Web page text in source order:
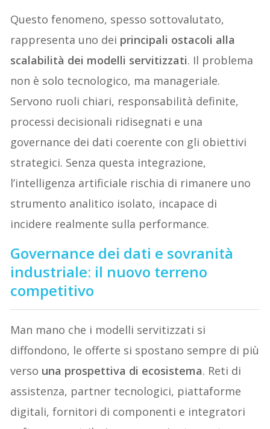
Questo fenomeno, spesso sottovalutato,
rappresenta uno dei principali ostacoli alla
scalabilità dei modelli servitizzati. Il problema
non è solo tecnologico, ma manageriale.
Servono ruoli chiari, responsabilità definite,
processi decisionali ridisegnati e una
governance dei dati coerente con gli obiettivi
strategici. Senza questa integrazione,
l’intelligenza artificiale rischia di rimanere uno
strumento analitico isolato, incapace di
incidere realmente sulla performance.
Governance dei dati e sovranità
industriale: il nuovo terreno
competitivo
Man mano che i modelli servitizzati si
diffondono, le offerte si spostano sempre di più
verso una prospettiva di ecosistema. Reti di
assistenza, partner tecnologici, piattaforme
digitali, fornitori di componenti e integratori